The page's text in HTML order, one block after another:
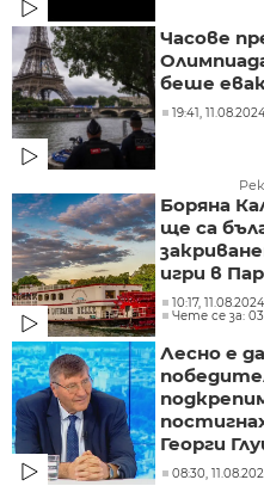
Часове
беше
19:41,
Боряна
ще са
игри в
10:17,
Чете се за:
Лесно е
Георги
08:30,